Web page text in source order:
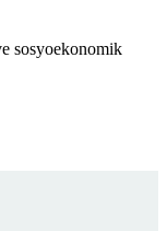
sosyoekonomik